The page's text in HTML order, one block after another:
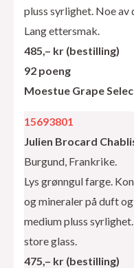
pluss syrlighet. Noe av
Lang ettersmak.
485,– kr (bestilling)
92 poeng
Moestue Grape
15693801
Julien Brocard
Burgund, Frankrike.
Lys grønngul farge.
og mineraler på duft
medium pluss
store glass.
475,– kr (bestilling)